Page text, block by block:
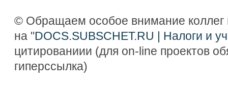
© Обращаем особое внимание коллег
на "DOCS.SUBSCHET.RU | Налоги и
цитированиии (для on-line проектов
гиперссылка)